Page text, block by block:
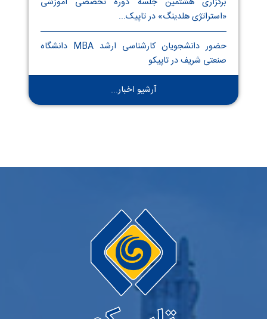
«استراتژی هلدینگ» در تاپیک...
حضور دانشجویان کارشناسی ارشد MBA دانشگاه
صنعتی شریف در تاپیکو
آرشیو اخبار...